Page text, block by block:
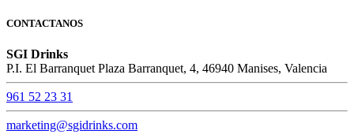
CONTACTANOS
SGI Drinks
P.I. El Barranquet Plaza Barranquet, 4, 46940 Manises, Valencia
961 52 23 31
marketing@sgidrinks.com